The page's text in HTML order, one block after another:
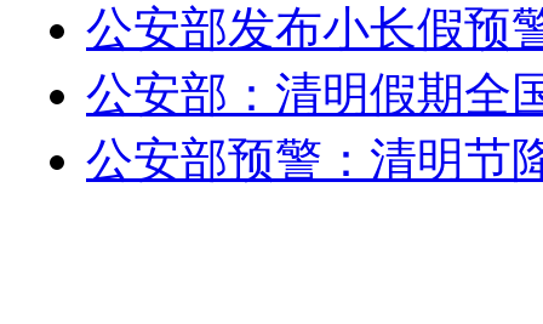
公安部发布小长假预
公安部：清明假期全
公安部预警：清明节